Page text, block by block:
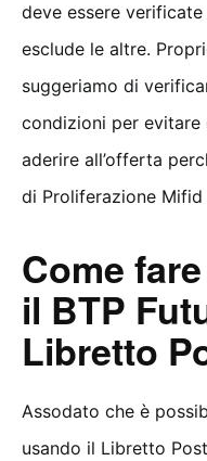
deve essere
esclude le altre.
suggeriamo di
condizioni per evitare
aderire all’offerta
di Proliferazione Mifid
Come
il BTP
Libretto
Assodato che è
usando il Libretto